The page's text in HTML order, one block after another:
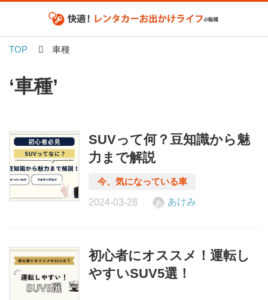
TOP 車種
‘車種’
SUVって何？豆知識から魅
力まで解説
あ あけみ
初心者にオススメ！運転し
やすいSUV5選！